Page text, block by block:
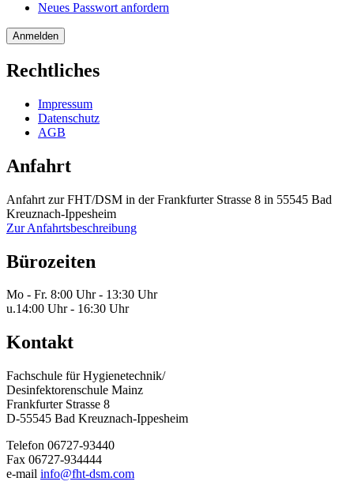
Neues Passwort anfordern
Rechtliches
Impressum
Datenschutz
AGB
Anfahrt
Anfahrt zur FHT/DSM in der Frankfurter Strasse 8 in 55545 Bad
Kreuznach-Ippesheim
Zur Anfahrtsbeschreibung
Bürozeiten
Mo - Fr. 8:00 Uhr - 13:30 Uhr
u.14:00 Uhr - 16:30 Uhr
Kontakt
Fachschule für Hygienetechnik/
Desinfektorenschule Mainz
Frankfurter Strasse 8
D-55545 Bad Kreuznach-Ippesheim
Telefon 06727-93440
Fax 06727-934444
e-mail info@fht-dsm.com